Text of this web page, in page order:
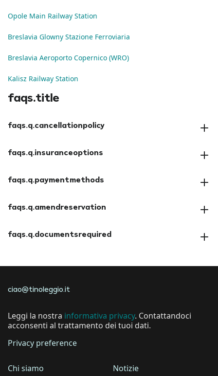
Opole Main Railway Station
Breslavia Glowny Stazione Ferroviaria
Breslavia Aeroporto Copernico (WRO)
Kalisz Railway Station
faqs.title
faqs.q.cancellationpolicy
faqs.q.insuranceoptions
faqs.q.paymentmethods
faqs.q.amendreservation
faqs.q.documentsrequired
ciao@tinoleggio.it
Leggi la nostra informativa privacy. Contattandoci
acconsenti al trattamento dei tuoi dati.
Privacy preference
Chi siamo Notizie